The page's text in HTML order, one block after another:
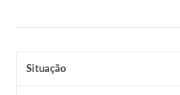
Situação